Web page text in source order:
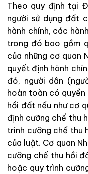
Theo quy định tại
người sử dụng đất
hành chính, các
trong đó bao gồm
của những cơ quan
quyết định hành
đó, người dân
hoàn toàn có quyền
hồi đất nếu như cơ
định cưỡng chế thu
trình cưỡng chế thu
của luật. Cơ quan
cưỡng chế thu hồi
hoặc quy trình